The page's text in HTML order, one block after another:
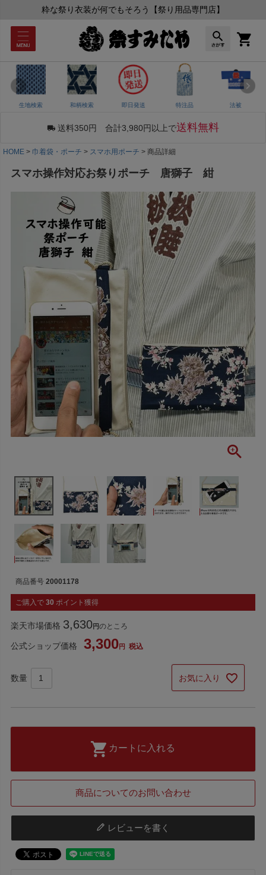
粋な祭り衣装が何でもそろう【祭り用品専門店】
生地検索 和柄検索 即日発送 特注品 法被
送料350円 合計3,980円以上で送料無料
HOME 巾着袋・ポーチ スマホ用ポーチ 商品詳細
スマホ操作対応お祭りポーチ 唐獅子 紺
商品番号 20001178
ご購入で 30 ポイント獲得
楽天市場価格 3,630 のところ
公式ショップ価格 3,300 税込
お気に入り
カートに入れる
商品についてのお問い合わせ
レビューを書く